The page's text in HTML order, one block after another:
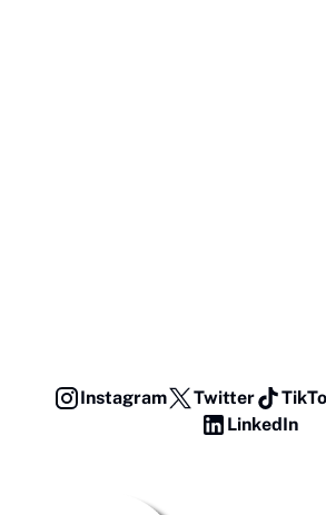
Instagram Twitter
LinkedIn